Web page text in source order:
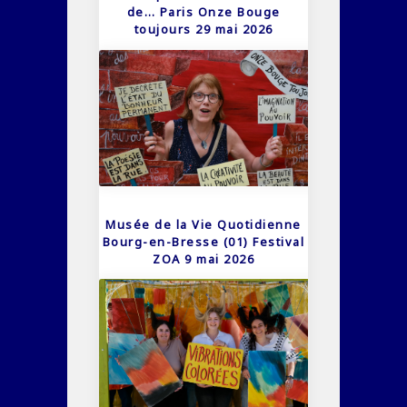
de… Paris Onze Bouge
toujours 29 mai 2026
Musée de la Vie Quotidienne
Bourg-en-Bresse (01) Festival
ZOA 9 mai 2026